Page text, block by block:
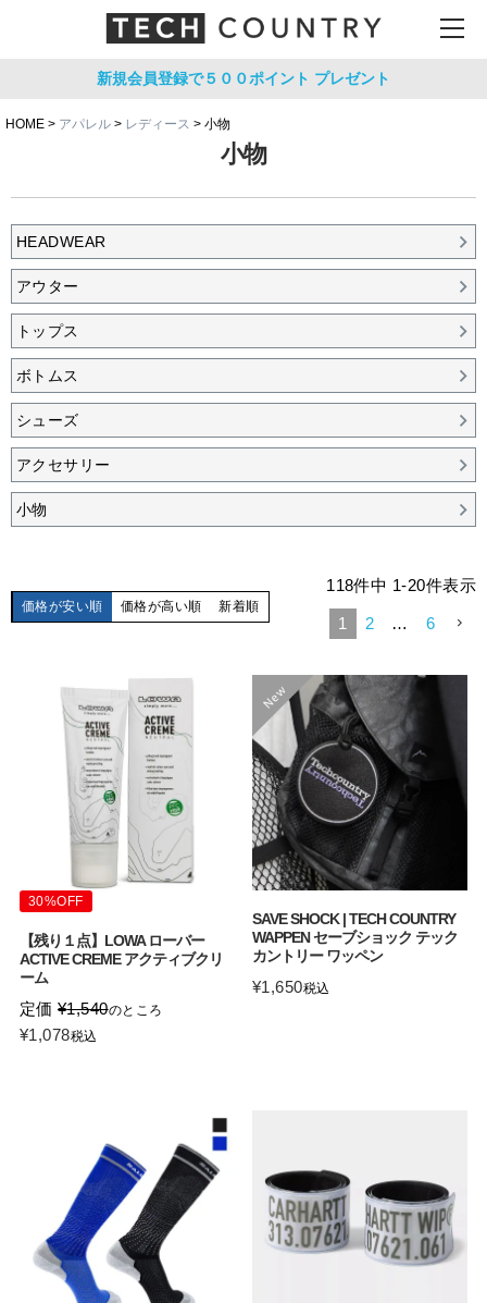
新規会員登録で５００ポイント プレゼント
HOME アパレル レディース 小物
小物
HEADWEAR
アウター
トップス
ボトムス
シューズ
アクセサリー
小物
価格が安い順 価格が高い順 新着順
118件中 1-20件表示
1 2 … 6
30%OFF
【残り１点】LOWA ローバー
ACTIVE CREME アクティブクリ
ーム
定価 ¥1,540のところ
¥1,078税込
SAVE SHOCK | TECH COUNTRY
WAPPEN セーブショック テック
カントリー ワッペン
¥1,650税込